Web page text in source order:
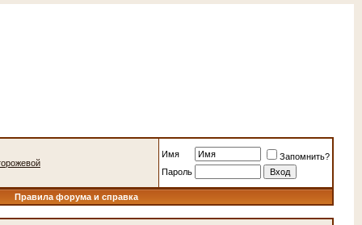
Имя
Запомнить?
Пароль
Правила форума и справка